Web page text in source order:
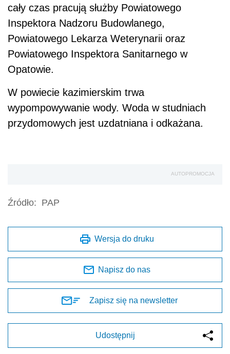
cały czas pracują służby Powiatowego
Inspektora Nadzoru Budowlanego,
Powiatowego Lekarza Weterynarii oraz
Powiatowego Inspektora Sanitarnego w
Opatowie.
W powiecie kazimierskim trwa
wypompowywanie wody. Woda w studniach
przydomowych jest uzdatniana i odkażana.
AUTOPROMOCJA
Źródło: PAP
Wersja do druku
Napisz do nas
Zapisz się na newsletter
Udostępnij